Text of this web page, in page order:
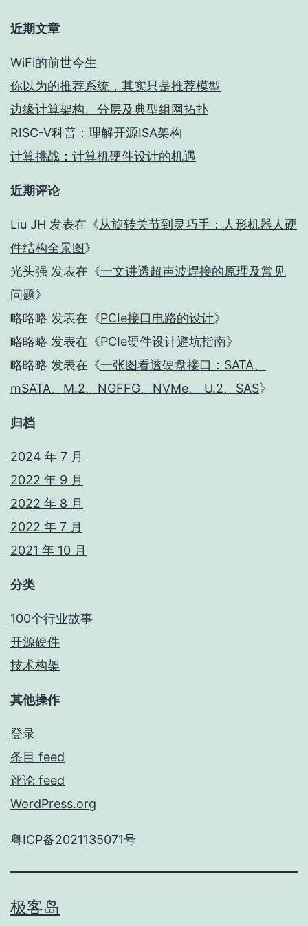
近期文章
WiFi的前世今生
你以为的推荐系统，其实只是推荐模型
边缘计算架构、分层及典型组网拓扑
RISC-V科普：理解开源ISA架构
计算挑战：计算机硬件设计的机遇
近期评论
Liu JH 发表在《从旋转关节到灵巧手：人形机器人硬
件结构全景图》
光头强 发表在《一文讲透超声波焊接的原理及常见
问题》
略略略 发表在《PCIe接口电路的设计》
略略略 发表在《PCIe硬件设计避坑指南》
略略略 发表在《一张图看透硬盘接口：SATA、
mSATA、M.2、NGFFG、NVMe、 U.2、SAS》
归档
2024 年 7 月
2022 年 9 月
2022 年 8 月
2022 年 7 月
2021 年 10 月
分类
100个行业故事
开源硬件
技术构架
其他操作
登录
条目 feed
评论 feed
WordPress.org
粤ICP备2021135071号
极客岛